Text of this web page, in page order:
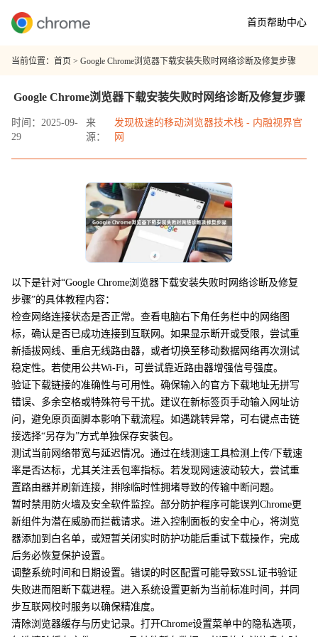
首页帮助中心
当前位置： 首页 > Google Chrome浏览器下载安装失败时网络诊断及修复步骤
Google Chrome浏览器下载安装失败时网络诊断及修复步骤
时间：2025-09-
29
来
源：
发现极速的移动浏览器技术栈 - 内融视界官
网
以下是针对“Google Chrome浏览器下载安装失败时网络诊断及修复
步骤”的具体教程内容：
检查网络连接状态是否正常。查看电脑右下角任务栏中的网络图
标，确认是否已成功连接到互联网。如果显示断开或受限，尝试重
新插拔网线、重启无线路由器，或者切换至移动数据网络再次测试
稳定性。若使用公共Wi-Fi，可尝试靠近路由器增强信号强度。
验证下载链接的准确性与可用性。确保输入的官方下载地址无拼写
错误、多余空格或特殊符号干扰。建议在新标签页手动输入网址访
问，避免原页面脚本影响下载流程。如遇跳转异常，可右键点击链
接选择“另存为”方式单独保存安装包。
测试当前网络带宽与延迟情况。通过在线测速工具检测上传/下载速
率是否达标，尤其关注丢包率指标。若发现网速波动较大，尝试重
置路由器并刷新连接，排除临时性拥堵导致的传输中断问题。
暂时禁用防火墙及安全软件监控。部分防护程序可能误判Chrome更
新组件为潜在威胁而拦截请求。进入控制面板的安全中心，将浏览
器添加到白名单，或短暂关闭实时防护功能后重试下载操作，完成
后务必恢复保护设置。
调整系统时间和日期设置。错误的时区配置可能导致SSL证书验证
失败进而阻断下载进程。进入系统设置更新为当前标准时间，并同
步互联网校时服务以确保精准度。
清除浏览器缓存与历史记录。打开Chrome设置菜单中的隐私选项，